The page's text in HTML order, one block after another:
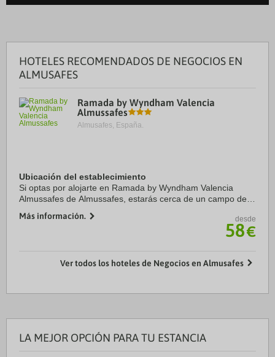
HOTELES RECOMENDADOS DE NEGOCIOS EN
ALMUSAFES
Ramada by Wyndham Valencia
Almussafes
Almusafes, España.
Ubicación del establecimiento
Si optas por alojarte en Ramada by Wyndham Valencia
Almussafes de Almussafes, estarás cerca de un campo de
Golf. Además, este hotel para familias se ...
Más información. desde
58€
Ver todos los hoteles de Negocios en Almusafes
LA MEJOR OPCIÓN PARA TU ESTANCIA